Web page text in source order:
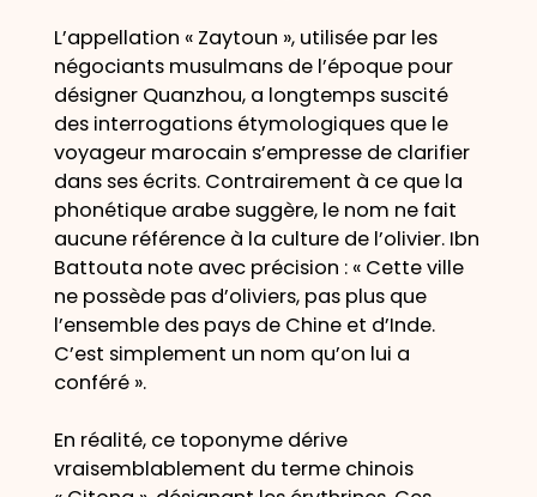
L’appellation « Zaytoun », utilisée par les
négociants musulmans de l’époque pour
désigner Quanzhou, a longtemps suscité
des interrogations étymologiques que le
voyageur marocain s’empresse de clarifier
dans ses écrits. Contrairement à ce que la
phonétique arabe suggère, le nom ne fait
aucune référence à la culture de l’olivier. Ibn
Battouta note avec précision : « Cette ville
ne possède pas d’oliviers, pas plus que
l’ensemble des pays de Chine et d’Inde.
C’est simplement un nom qu’on lui a
conféré ».
En réalité, ce toponyme dérive
vraisemblablement du terme chinois